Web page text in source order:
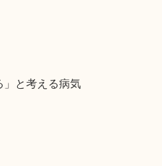
」と考える病気